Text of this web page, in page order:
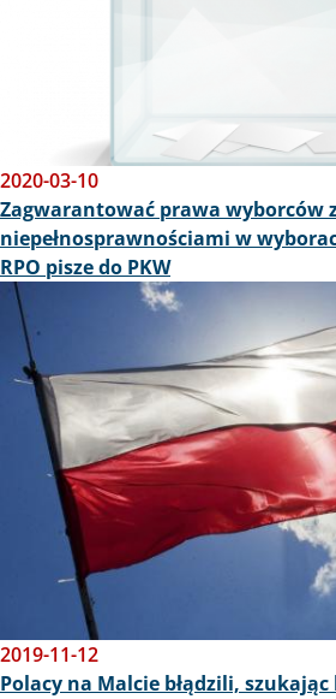
2020-03-10
Zagwarantować prawa wyborców
niepełnosprawnościami w
RPO pisze do PKW
Obraz
2019-11-12
Polacy na Malcie błądzili,